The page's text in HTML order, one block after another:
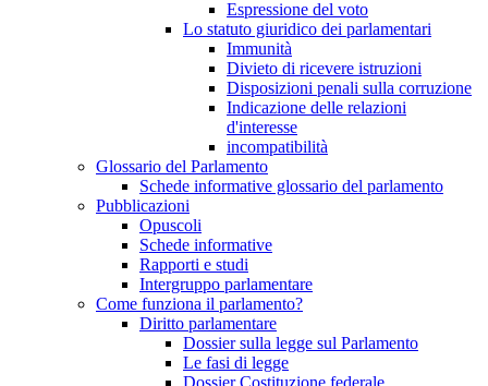
Espressione del voto
Lo statuto giuridico dei parlamentari
Immunità
Divieto di ricevere istruzioni
Disposizioni penali sulla corruzione
Indicazione delle relazioni
d'interesse
incompatibilità
Glossario del Parlamento
Schede informative glossario del parlamento
Pubblicazioni
Opuscoli
Schede informative
Rapporti e studi
Intergruppo parlamentare
Come funziona il parlamento?
Diritto parlamentare
Dossier sulla legge sul Parlamento
Le fasi di legge